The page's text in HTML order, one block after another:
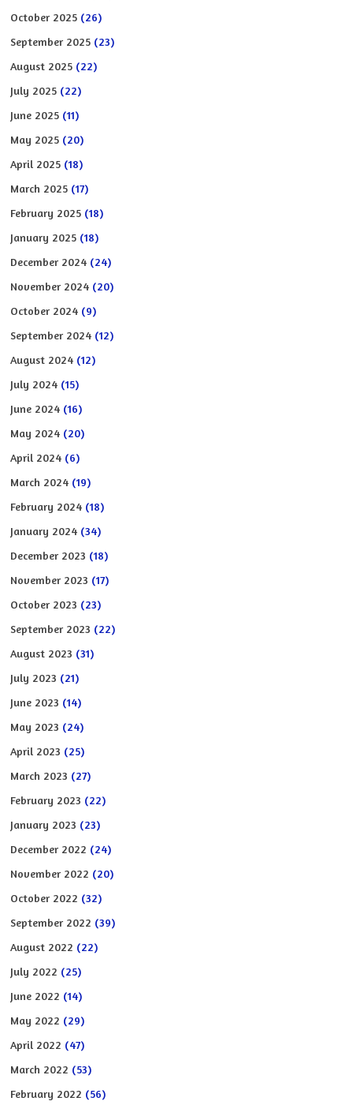
October 2025 (26)
September 2025 (23)
August 2025 (22)
July 2025 (22)
June 2025 (11)
May 2025 (20)
April 2025 (18)
March 2025 (17)
February 2025 (18)
January 2025 (18)
December 2024 (24)
November 2024 (20)
October 2024 (9)
September 2024 (12)
August 2024 (12)
July 2024 (15)
June 2024 (16)
May 2024 (20)
April 2024 (6)
March 2024 (19)
February 2024 (18)
January 2024 (34)
December 2023 (18)
November 2023 (17)
October 2023 (23)
September 2023 (22)
August 2023 (31)
July 2023 (21)
June 2023 (14)
May 2023 (24)
April 2023 (25)
March 2023 (27)
February 2023 (22)
January 2023 (23)
December 2022 (24)
November 2022 (20)
October 2022 (32)
September 2022 (39)
August 2022 (22)
July 2022 (25)
June 2022 (14)
May 2022 (29)
April 2022 (47)
March 2022 (53)
February 2022 (56)